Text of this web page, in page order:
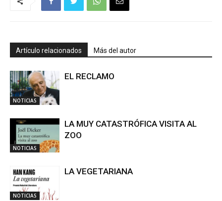
Artículo relacionados Más del autor
NOTICIAS
EL RECLAMO
NOTICIAS
LA MUY CATASTRÓFICA VISITA AL
ZOO
NOTICIAS
LA VEGETARIANA